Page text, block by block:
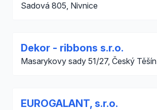
Sadová 805, Nivnice
Dekor - ribbons s.r.o.
Masarykovy sady 51/27, Český Těšín
EUROGALANT, s.r.o.